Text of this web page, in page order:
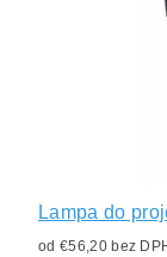
Lampa do
od €56,20 bez